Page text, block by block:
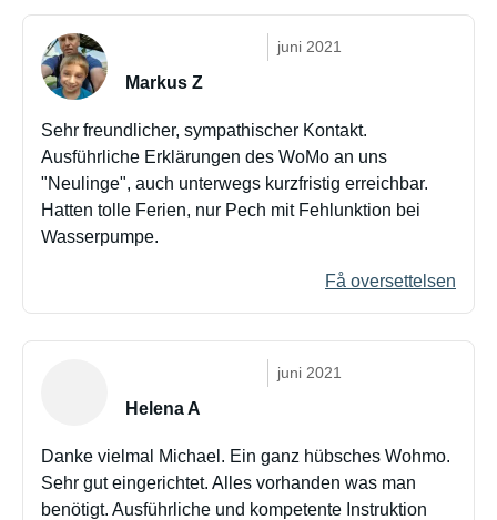
juni 2021
Markus Z
Sehr freundlicher, sympathischer Kontakt.
Ausführliche Erklärungen des WoMo an uns
"Neulinge", auch unterwegs kurzfristig erreichbar.
Hatten tolle Ferien, nur Pech mit Fehlunktion bei
Wasserpumpe.
Få oversettelsen
juni 2021
Helena A
Danke vielmal Michael. Ein ganz hübsches Wohmo.
Sehr gut eingerichtet. Alles vorhanden was man
benötigt. Ausführliche und kompetente Instruktion